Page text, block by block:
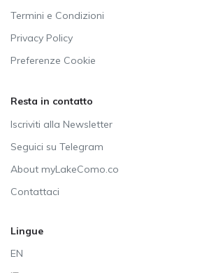
Termini e Condizioni
Privacy Policy
Preferenze Cookie
Resta in contatto
Iscriviti alla Newsletter
Seguici su Telegram
About myLakeComo.co
Contattaci
Lingue
EN